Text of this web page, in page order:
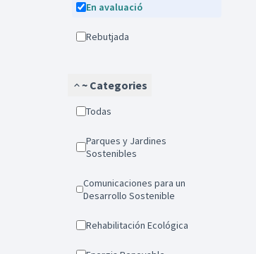
En avaluació
Rebutjada
~ Categories
Todas
Parques y Jardines
Sostenibles
Comunicaciones para un
Desarrollo Sostenible
Rehabilitación Ecológica